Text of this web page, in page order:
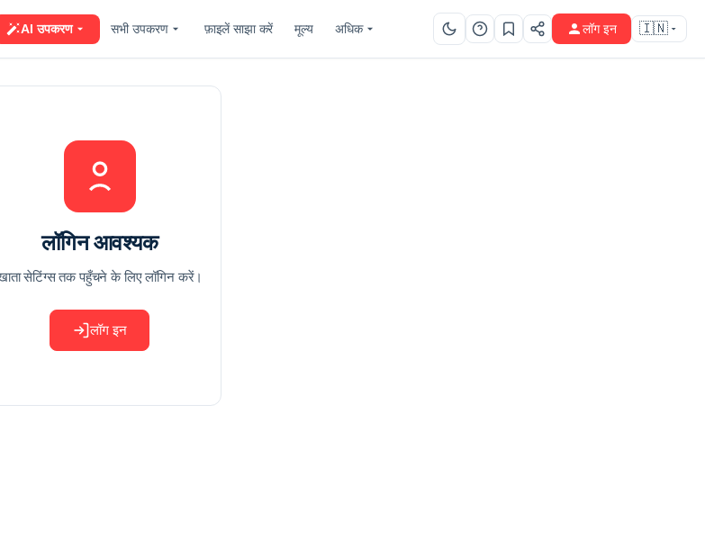
AI उपकरण सभी उपकरण फ़ाइलें साझा करें मूल्य अधिक लॉग इन 🇮🇳
लॉगिन आवश्यक
सेटिंग्स तक पहुँचने के लिए लॉगिन करें।
लॉग इन